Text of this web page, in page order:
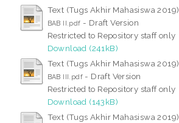
Text (Tugs Akhir Mahasiswa 2019)
BAB II.pdf - Draft Version
Restricted to Repository staff only
Download (241kB)
Text (Tugs Akhir Mahasiswa 2019)
BAB III.pdf - Draft Version
Restricted to Repository staff only
Download (143kB)
Text (Tugs Akhir Mahasiswa 2019)